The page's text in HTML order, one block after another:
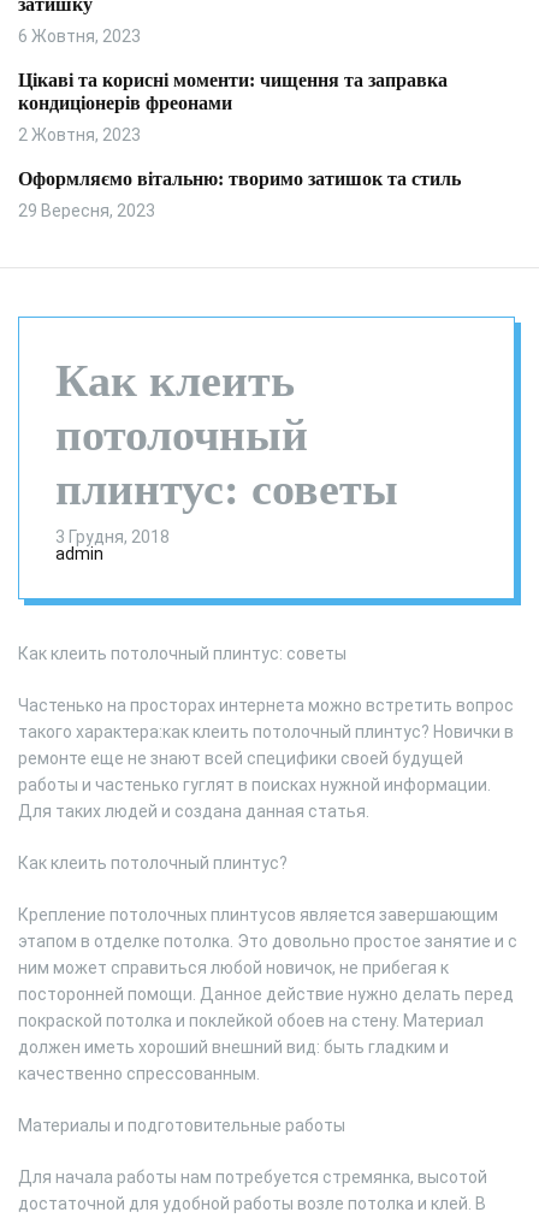
о
о
затишку
6 Жовтня, 2023
Цікаві та корисні моменти: чищення та заправка
кондиціонерів фреонами
2 Жовтня, 2023
Оформляємо вітальню: творимо затишок та стиль
29 Вересня, 2023
Как клеить
потолочный
плинтус: советы
3 Грудня, 2018
admin
Как клеить потолочный плинтус: советы
Частенько на просторах интернета можно встретить вопрос
такого характера:как клеить потолочный плинтус? Новички в
ремонте еще не знают всей специфики своей будущей
работы и частенько гуглят в поисках нужной информации.
Для таких людей и создана данная статья.
Как клеить потолочный плинтус?
Крепление потолочных плинтусов является завершающим
этапом в отделке потолка. Это довольно простое занятие и с
ним может справиться любой новичок, не прибегая к
посторонней помощи. Данное действие нужно делать перед
покраской потолка и поклейкой обоев на стену. Материал
должен иметь хороший внешний вид: быть гладким и
качественно спрессованным.
Материалы и подготовительные работы
Для начала работы нам потребуется стремянка, высотой
достаточной для удобной работы возле потолка и клей. В